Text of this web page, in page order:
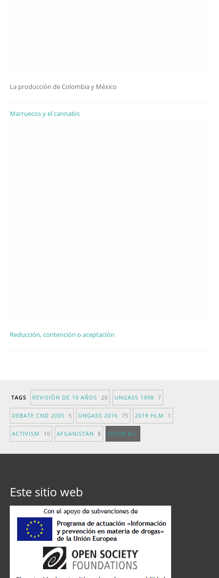
La producción de Colombia y México
Marruecos y el cannabis
Reducción, contención o aceptación
TAGS REVISIÓN DE 10 AÑOS 26 UNGASS 1998 7
DEBATE CND 2005 5 UNGASS 2016 75 2019 HLM 1
ACTIVISM 10 AFGANISTÁN 8 SHOW ALL
Este sitio web